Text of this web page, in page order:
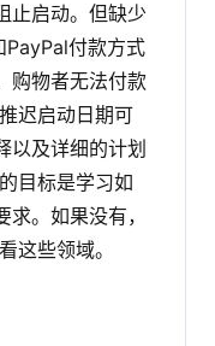
止启动。但缺少
PayPal付款方式
购物者无法付款
迟启动日期可
以及详细的计划
目标是学习如
。如果没有，
这些领域。